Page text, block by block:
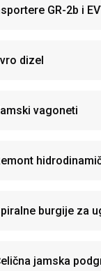
GR-2b i
dizel
vagoneti
burgije za
jamska